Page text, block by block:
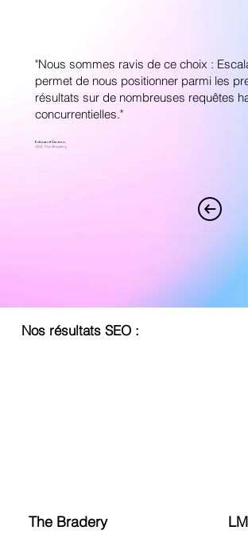
Édouard Caraco
CEO, The Bradery
"Nous sommes ravis de ce choix :
permet de nous positionner parmi les
résultats sur de nombreuses requêtes
concurrentielles."
Nos résultats SEO :
The Bradery